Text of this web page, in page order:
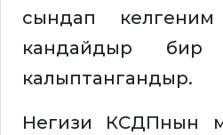
сындап
кандайдыр
калыптангандыр.
Негизи КСДПнын